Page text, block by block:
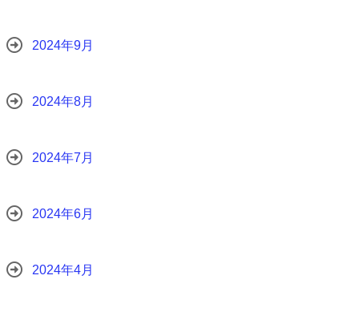
2024年9月
2024年8月
2024年7月
2024年6月
2024年4月